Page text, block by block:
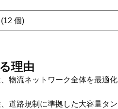
個)
理由
物流ネットワーク全体を最適
道路規制に準拠した大容量タ